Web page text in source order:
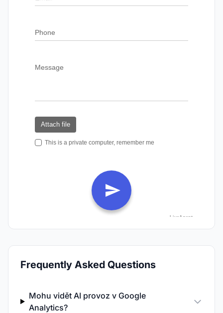
Frequently Asked Questions
Mohu vidět AI provoz v Google
Analytics?